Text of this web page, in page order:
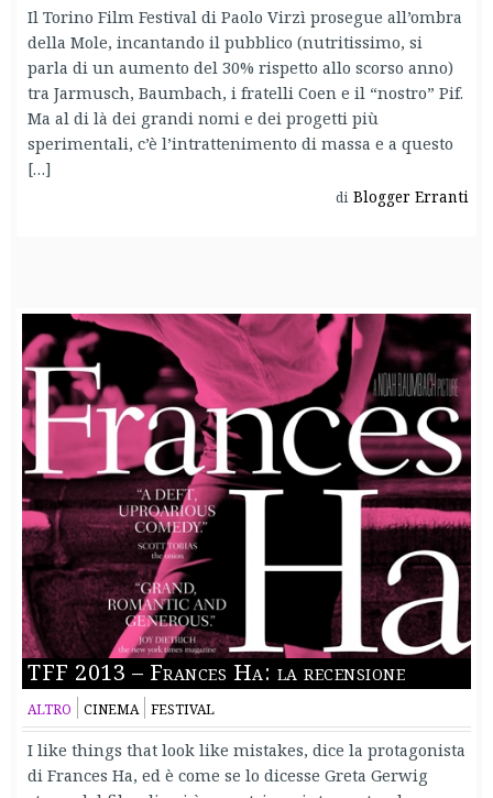
Il Torino Film Festival di Paolo Virzì prosegue all’ombra
della Mole, incantando il pubblico (nutritissimo, si
parla di un aumento del 30% rispetto allo scorso anno)
tra Jarmusch, Baumbach, i fratelli Coen e il “nostro” Pif.
Ma al di là dei grandi nomi e dei progetti più
sperimentali, c’è l’intrattenimento di massa e a questo
[…]
di Blogger Erranti
TFF 2013 – Frances Ha: la recensione
ALTRO CINEMA FESTIVAL
I like things that look like mistakes, dice la protagonista
di Frances Ha, ed è come se lo dicesse Greta Gerwig